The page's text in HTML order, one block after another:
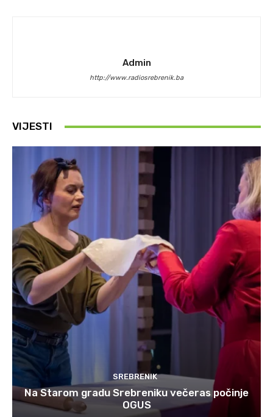
Admin
http://www.radiosrebrenik.ba
VIJESTI
SREBRENIK
Na Starom gradu Srebreniku večeras počinje
OGUS